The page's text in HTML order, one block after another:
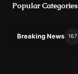
Popular Categories
Breaking News 167